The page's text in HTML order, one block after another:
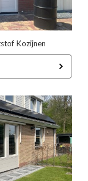
Kozijnen